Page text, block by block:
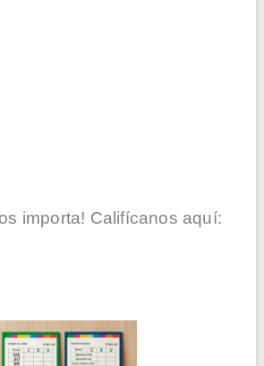
importa! Califícanos aquí: